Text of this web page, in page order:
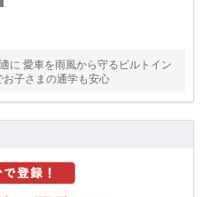
に 愛車を雨風から守るビルトイン
子さまの通学も安心